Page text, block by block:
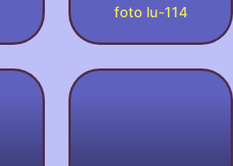
foto lu-114